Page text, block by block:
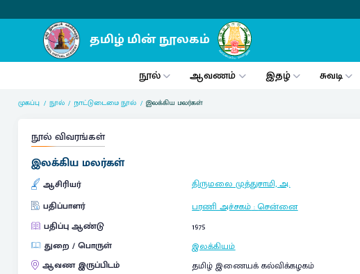
நூல் ஆவணம் இதழ் சுவடி
முகப்பு நூல் நாட்டுடைமை நூல் இலக்கிய மலர்கள்
நூல் விவரங்கள்
இலக்கிய மலர்கள்
ஆசிரியர்
திருமலை முத்துசாமி, அ.
பதிப்பாளர்
பரணி அச்சகம்:சென்னை
பதிப்பு ஆண்டு
1975
துறை / பொருள்
இலக்கியம்
ஆவண இருப்பிடம்
தமிழ் இணையக் கல்விக்கழகம்